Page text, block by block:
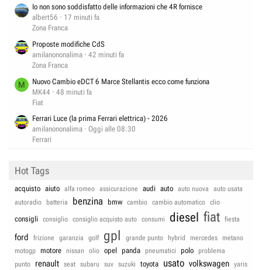
Io non sono soddisfatto delle informazioni che 4R fornisce
albert56
17 minuti fa
Zona Franca
Proposte modifiche CdS
amilanononalima
42 minuti fa
Zona Franca
M
Nuovo Cambio eDCT 6 Marce Stellantis ecco come funziona
MK44
48 minuti fa
Fiat
Ferrari Luce (la prima Ferrari elettrica) - 2026
amilanononalima
Oggi alle 08:30
Ferrari
Hot Tags
acquisto aiuto alfa romeo assicurazione audi auto auto nuova
auto usata
autoradio
batteria benzina bmw cambio cambio automatico clio
consigli consiglio consiglio acquisto auto consumi diesel fiat fiesta
ford frizione garanzia golf gpl grande punto hybrid mercedes
metano
motogp
motore nissan olio opel panda pneumatici polo
problema
punto
renault seat subaru suv suzuki toyota usato volkswagen yaris